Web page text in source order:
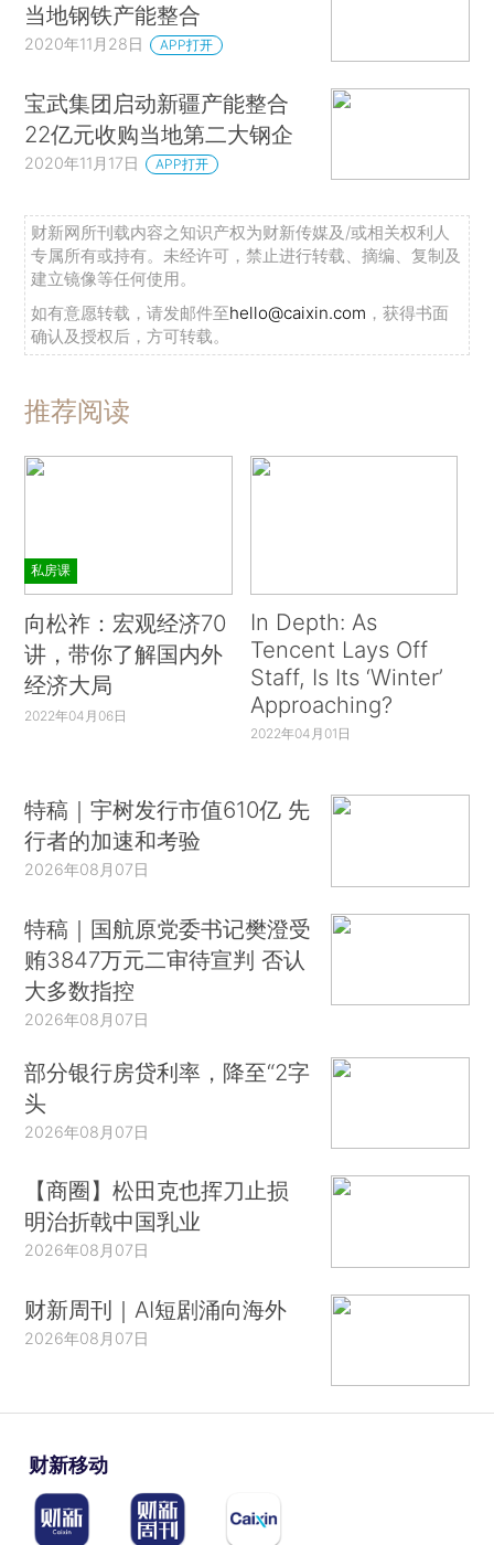
当地钢铁产能整合
2020年11月28日 APP打开
宝武集团启动新疆产能整合
22亿元收购当地第二大钢企
2020年11月17日 APP打开
财新网所刊载内容之知识产权为财新传媒及/或相关权利人
专属所有或持有。未经许可，禁止进行转载、摘编、复制及
建立镜像等任何使用。
如有意愿转载，请发邮件至hello@caixin.com ，获得书面
确认及授权后，方可转载。
推荐阅读
私房课
向松祚：宏观经济70
讲，带你了解国内外
经济大局
2022年04月06日
In Depth: As
Tencent Lays Off
Staff, Is Its ‘Winter’
Approaching?
2022年04月01日
特稿｜宇树发行市值610亿 先
行者的加速和考验
2026年08月07日
特稿｜国航原党委书记樊澄受
贿3847万元二审待宣判 否认
大多数指控
2026年08月07日
部分银行房贷利率，降至“2字
头
2026年08月07日
【商圈】松田克也挥刀止损
明治折戟中国乳业
2026年08月07日
财新周刊｜AI短剧涌向海外
2026年08月07日
财新移动